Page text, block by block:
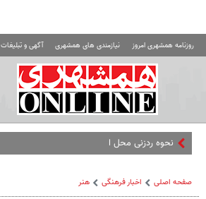
روزنامه همشهری امروز نیازمندی های همشهری آگهی و تبلیغات
نحوه ردزنی محل استقرار شهید
صفحه اصلی اخبار فرهنگی هنر